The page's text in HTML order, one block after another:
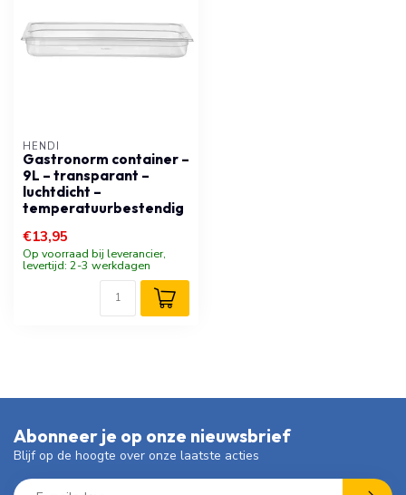
HENDI
Gastronorm container –
9L – transparant –
luchtdicht –
temperatuurbestendig
€13,95
Op voorraad bij leverancier,
levertijd: 2-3 werkdagen
Abonneer je op onze nieuwsbrief
Blijf op de hoogte over onze laatste acties